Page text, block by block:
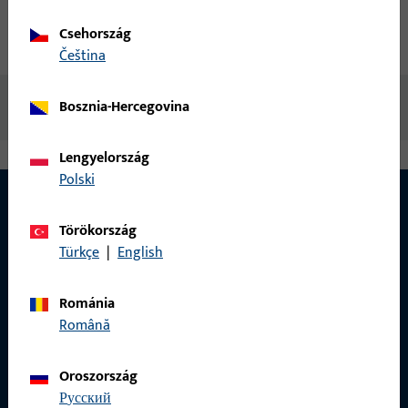
Letöltések
Nincs elérhető tartalom
Csehország
čeština
Bosznia-Hercegovina
Lengyelország
Polski
Törökország
Türkçe | English
Románia
Română
Oroszország
русский